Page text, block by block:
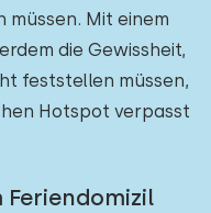
müssen. Mit einem
die Gewissheit,
feststellen müssen,
Hotspot verpasst